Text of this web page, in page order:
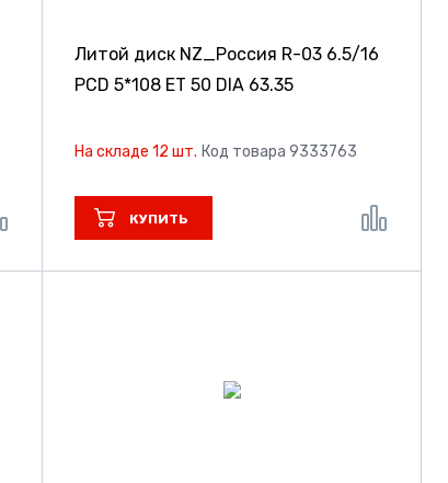
Литой диск NZ_Россия R-03 6.5/16
PCD 5*108 ET 50 DIA 63.35
На складе 12 шт. Код товара 9333763
КУПИТЬ